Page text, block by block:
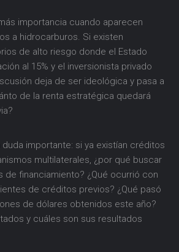
importancia cuando aparecen
a hidrocarburos. Si existen
de alto riesgo donde el Estado
al 15% y el inversionista privado
deja de ser ideológica y pasa a
de la renta estratégica quedará
importante: si ya existían créditos
multilaterales, ¿por qué buscar
de financiamiento? ¿Qué ocurrió con
de créditos previos? ¿Qué pasó
de dólares obtenidos este año?
y cuáles son sus resultados